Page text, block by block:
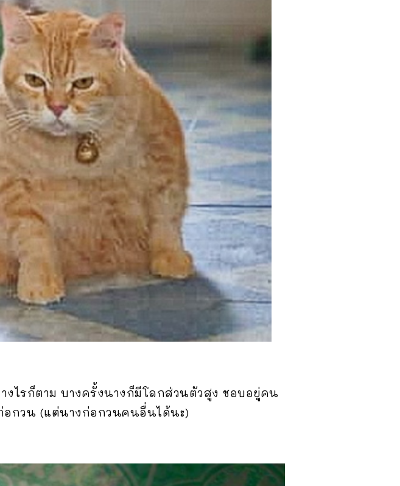
งไรก็ตาม บางครั้งนางก็มีโลกส่วนตัวสูง ชอบอยู่คน
อกวน (แต่นางก่อกวนคนอื่นได้นะ)